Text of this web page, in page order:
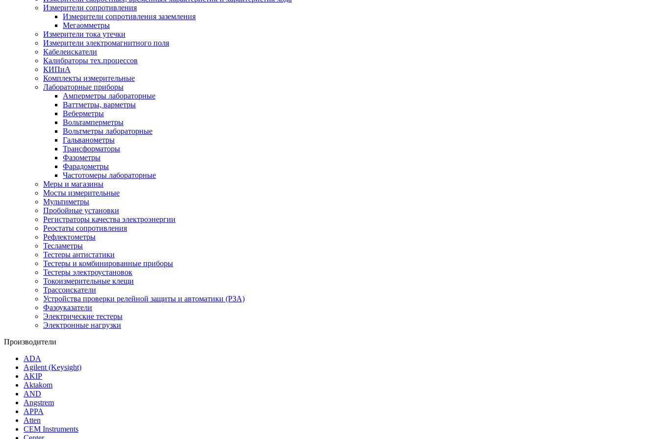
Измерители сопротивления
Измерители сопротивления заземления
Мегаомметры
Измерители тока утечки
Измерители электромагнитного поля
Кабелеискатели
Калибраторы тех.процессов
КИПиА
Комплекты измерительные
Лабораторные приборы
Амперметры лабораторные
Ваттметры, варметры
Веберметры
Вольтамперметры
Вольтметры лабораторные
Гальванометры
Трансформаторы
Фазометры
Фарадометры
Частотомеры лабораторные
Меры и магазины
Мосты измерительные
Мультиметры
Пробойные установки
Регистраторы качества электроэнергии
Реостаты сопротивления
Рефлектометры
Тесламетры
Тестеры антистатики
Тестеры и комбинированные приборы
Тестеры электроустановок
Токоизмерительные клещи
Трассоискатели
Устройства проверки релейной защиты и автоматики (РЗА)
Фазоуказатели
Электрические тестеры
Электронные нагрузки
Производители
ADA
Agilent (Keysight)
AKIP
Aktakom
AND
Angstrem
APPA
Atten
CEM Instruments